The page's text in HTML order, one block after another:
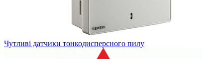
Чутливі датчики тонкодисперсного пилу